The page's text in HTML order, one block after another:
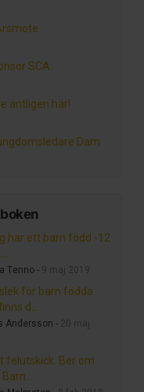
SCA
äntligen här!
Dam
har ett barn född -12
Tenno - 9 maj 2019
för barn födda
d...
Andersson -
20 maj
felutskick. Ber om